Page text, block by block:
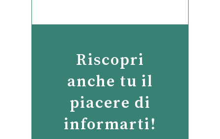
Riscopri
anche tu il
piacere di
informarti!